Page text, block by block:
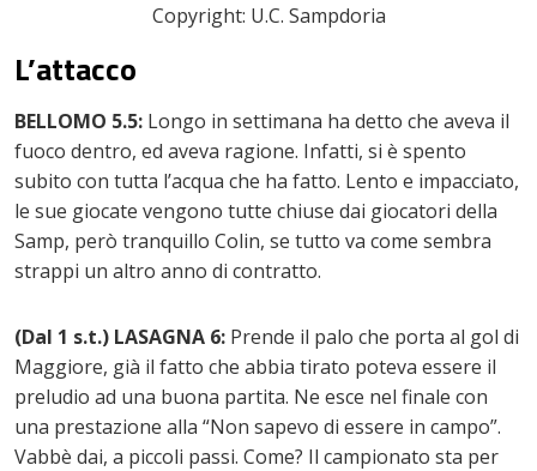
Copyright: U.C. Sampdoria
L’attacco
BELLOMO 5.5: Longo in settimana ha detto che aveva il
fuoco dentro, ed aveva ragione. Infatti, si è spento
subito con tutta l’acqua che ha fatto. Lento e impacciato,
le sue giocate vengono tutte chiuse dai giocatori della
Samp, però tranquillo Colin, se tutto va come sembra
strappi un altro anno di contratto.
(Dal 1 s.t.) LASAGNA 6: Prende il palo che porta al gol di
Maggiore, già il fatto che abbia tirato poteva essere il
preludio ad una buona partita. Ne esce nel finale con
una prestazione alla “Non sapevo di essere in campo”.
Vabbè dai, a piccoli passi. Come? Il campionato sta per